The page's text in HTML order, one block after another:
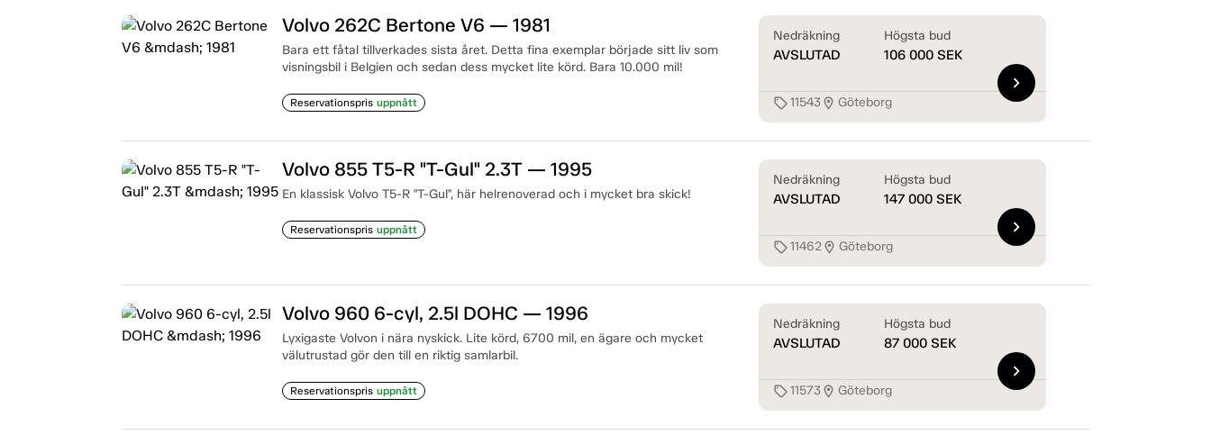
Volvo 262C Bertone V6 — 1981
Bara ett fåtal tillverkades sista året. Detta fina exemplar började sitt liv som
visningsbil i Belgien och sedan dess mycket lite körd. Bara 10.000 mil!
Reservationspris uppnått
Nedräkning
AVSLUTAD
Högsta bud
106 000 SEK
sell11543location_on Göteborg
chevron_right
Volvo 855 T5-R "T-Gul" 2.3T — 1995
En klassisk Volvo T5-R "T-Gul", här helrenoverad och i mycket bra skick!
Reservationspris uppnått
Nedräkning
AVSLUTAD
Högsta bud
147 000 SEK
sell11462location_on Göteborg
chevron_right
Volvo 960 6-cyl, 2.5l DOHC — 1996
Lyxigaste Volvon i nära nyskick. Lite körd, 6700 mil, en ägare och mycket
välutrustad gör den till en riktig samlarbil.
Reservationspris uppnått
Nedräkning
AVSLUTAD
Högsta bud
87 000 SEK
sell11573location_on Göteborg
chevron_right